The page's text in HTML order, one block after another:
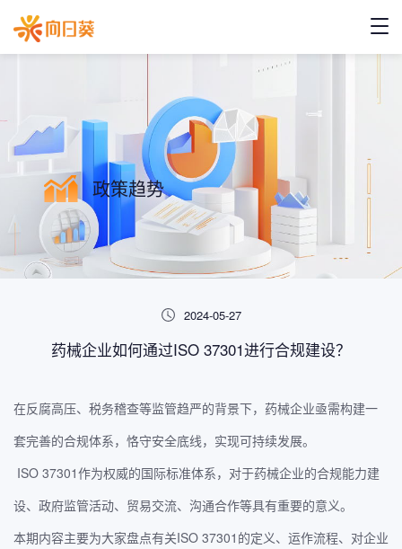
政策趋势
2024-05-27
药械企业如何通过ISO 37301进行合规建设？
在反腐高压、税务稽查等监管趋严的背景下，药械企业亟需构建一
套完善的合规体系，恪守安全底线，实现可持续发展。
ISO 37301作为权威的国际标准体系，对于药械企业的合规能力建
设、政府监管活动、贸易交流、沟通合作等具有重要的意义。
本期内容主要为大家盘点有关ISO 37301的定义、运作流程、对企业